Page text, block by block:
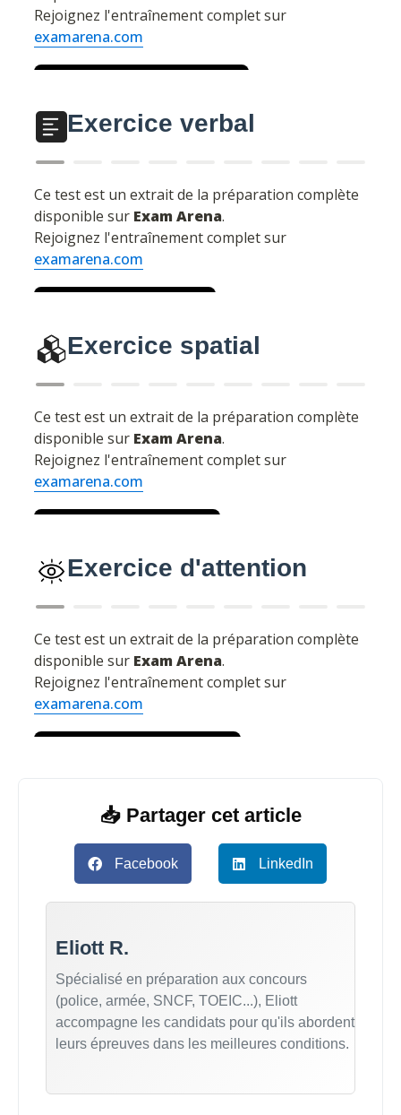
Exercice verbal
Exercice spatial
Exercice d'attention
📥 Partager cet article
Facebook LinkedIn
Eliott R.
Spécialisé en préparation aux concours
(police, armée, SNCF, TOEIC...), Eliott
accompagne les candidats pour qu'ils abordent
leurs épreuves dans les meilleures conditions.